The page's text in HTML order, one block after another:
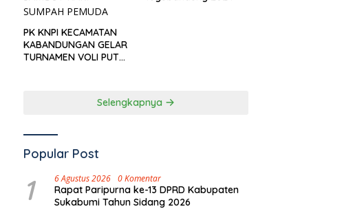
PK KNPI KECAMATAN
KABANDUNGAN GELAR
TURNAMEN VOLI PUTRI
Selengkapnya
Popular Post
1 6 Agustus 2026 0 Komentar
Rapat Paripurna ke-13 DPRD Kabupaten
Sukabumi Tahun Sidang 2026